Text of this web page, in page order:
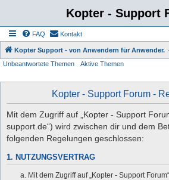
Kopter - Support
FAQ Kontakt
Kopter Support - von Anwendern für Anwender.
Unbeantwortete Themen
Aktive Themen
Kopter - Support Forum -
Mit dem Zugriff auf „Kopter - Support
support.de“) wird zwischen dir und dem
folgenden Regelungen geschlossen:
1. NUTZUNGSVERTRAG
Mit dem Zugriff auf „Kopter - Support